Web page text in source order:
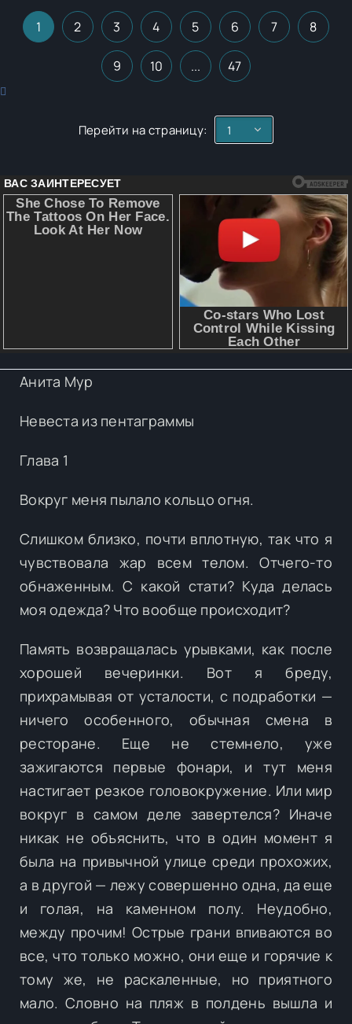
1 2 3 4 5 6 7 8
9 10 ... 47
Перейти на страницу:
Анита Мур
Невеста из пентаграммы
Глава 1
Вокруг меня пылало кольцо огня.
Слишком близко, почти вплотную, так что я
чувствовала жар всем телом. Отчего-то
обнаженным. С какой стати? Куда делась
моя одежда? Что вообще происходит?
Память возвращалась урывками, как после
хорошей вечеринки. Вот я бреду,
прихрамывая от усталости, с подработки —
ничего особенного, обычная смена в
ресторане. Еще не стемнело, уже
зажигаются первые фонари, и тут меня
настигает резкое головокружение. Или мир
вокруг в самом деле завертелся? Иначе
никак не объяснить, что в один момент я
была на привычной улице среди прохожих,
а в другой — лежу совершенно одна, да еще
и голая, на каменном полу. Неудобно,
между прочим! Острые грани впиваются во
все, что только можно, они еще и горячие к
тому же, не раскаленные, но приятного
мало. Словно на пляж в полдень вышла и